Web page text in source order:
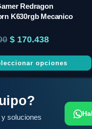
Redragon
K630rgb Mecanico
$ 170.438
opciones
soluciones